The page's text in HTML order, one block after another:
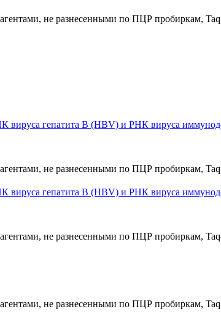
гепатита B (HBV) и РНК вируса
гепатита B (HBV) и РНК вируса